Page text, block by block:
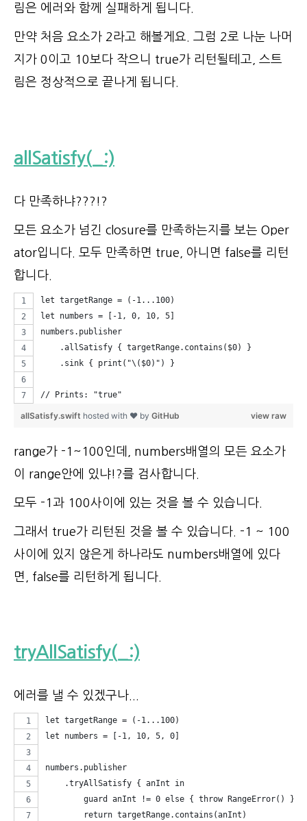
림은 에러와 함께 실패하게 됩니다.
만약 처음 요소가 2라고 해볼게요. 그럼 2로 나눈 나머
지가 0이고 10보다 작으니 true가 리턴될테고, 스트
림은 정상적으로 끝나게 됩니다.
allSatisfy(_:)
다 만족하냐???!?
모든 요소가 넘긴 closure를 만족하는지를 보는 Oper
ator입니다. 모두 만족하면 true, 아니면 false를 리턴
합니다.
let targetRange = (-1...100)
let numbers = [-1, 0, 10, 5]
numbers.publisher
    .allSatisfy { targetRange.contains($0) }
    .sink { print("\($0)") }
// Prints: "true"
view raw
allSatisfy.swift hosted with ❤ by GitHub
range가 -1~100인데, numbers배열의 모든 요소가
이 range안에 있냐!?를 검사합니다.
모두 -1과 100사이에 있는 것을 볼 수 있습니다.
그래서 true가 리턴된 것을 볼 수 있습니다. -1 ~ 100
사이에 있지 않은게 하나라도 numbers배열에 있다
면, false를 리턴하게 됩니다.
tryAllSatisfy(_:)
에러를 낼 수 있겠구나...
let targetRange = (-1...100)
let numbers = [-1, 10, 5, 0]
numbers.publisher
    .tryAllSatisfy { anInt in
        guard anInt != 0 else { throw RangeError() }
        return targetRange.contains(anInt)